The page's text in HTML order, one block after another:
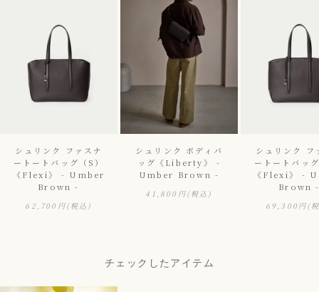
シュリンク ファスナ
ートートバッグ（S）
《Flexi》 - Umber
Brown -
62,700円(税込)
シュリンク ボディバ
ッグ《Liberty》 -
Umber Brown -
41,800円(税込)
シュリンク フ
ートートバッ
《Flexi》 -
Brown
69,300円(
チェックしたアイテム